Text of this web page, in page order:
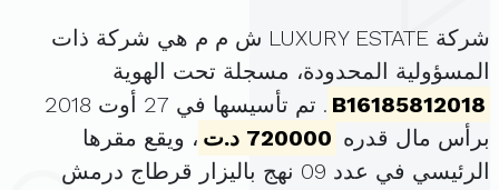
شركة LUXURY ESTATE ش م م هي شركة ذات
المسؤولية المحدودة، مسجلة تحت الهوية
B16185812018
. تم تأسيسها في 27 أوت 2018
برأس مال قدره 720000 د.ت
، ويقع مقرها
الرئيسي في عدد 09 نهج باليزار قرطاج درمش